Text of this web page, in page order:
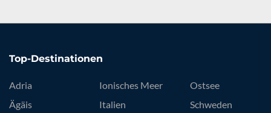
Top-Destinationen
Adria
Ägäis
Ionisches Meer
Italien
Ostsee
Schweden